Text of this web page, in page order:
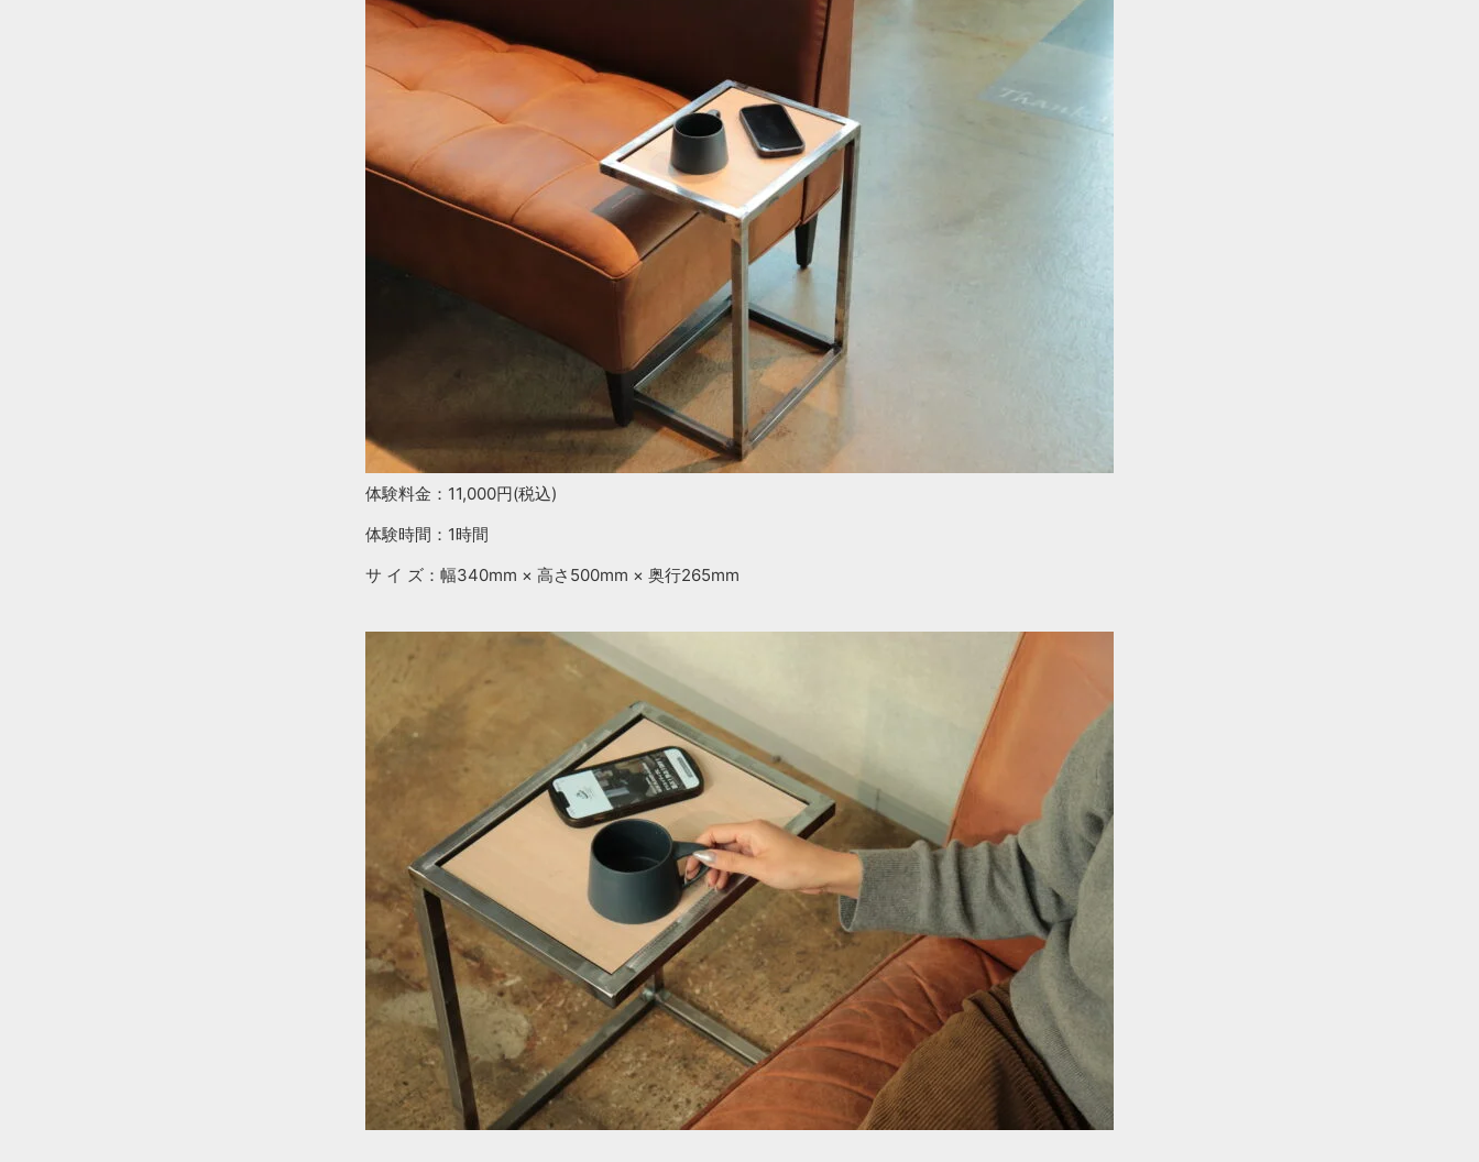
体験料金：11,000円(税込)
体験時間：1時間
サ イ ズ：幅340mm × 高さ500mm × 奥行265mm